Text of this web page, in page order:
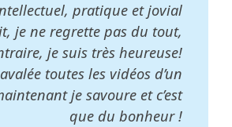
pratique et jovial
je ne regrette pas du tout,
je suis très heureuse!
toutes les vidéos d’un
je savoure et c’est
que du bonheur !